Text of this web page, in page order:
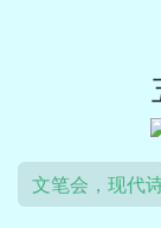
文笔会，现代